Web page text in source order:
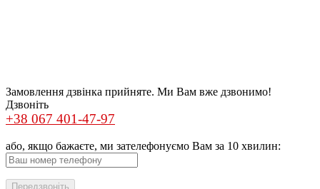
Замовлення дзвінка прийняте. Ми Вам вже дзвонимо!
Дзвоніть
+38 067 401-47-97
або, якщо бажаєте, ми зателефонуємо Вам за 10 хвилин: